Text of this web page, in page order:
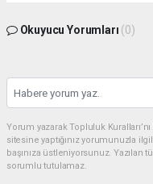
Okuyucu Yorumları (0)
Yorum yazarak Topluluk
sitesine yaptığınız yorumunuzla
başınıza üstleniyorsunuz.
sorumlu tutulamaz.